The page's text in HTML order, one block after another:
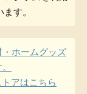
す。
ホームグッズ
アはこちら